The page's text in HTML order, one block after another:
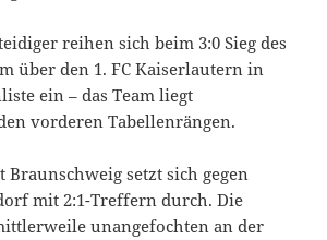
reihen sich beim 3:0 Sieg des
über den 1. FC Kaiserlautern in
ein – das Team liegt
vorderen Tabellenrängen.
Braunschweig setzt sich gegen
mit 2:1-Treffern durch. Die
unangefochten an der